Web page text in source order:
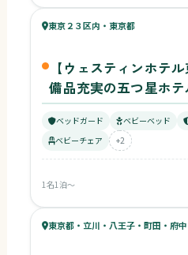
67ベビー
東京２３区内・東京都
【ウェスティンホテ
備品充実の五つ星ホテ
ベッドガード ベビーベッド
ベビーチェア
+2
1名1泊〜
65ベビー
65キッズ
東京都・立川・八王子・町田・府